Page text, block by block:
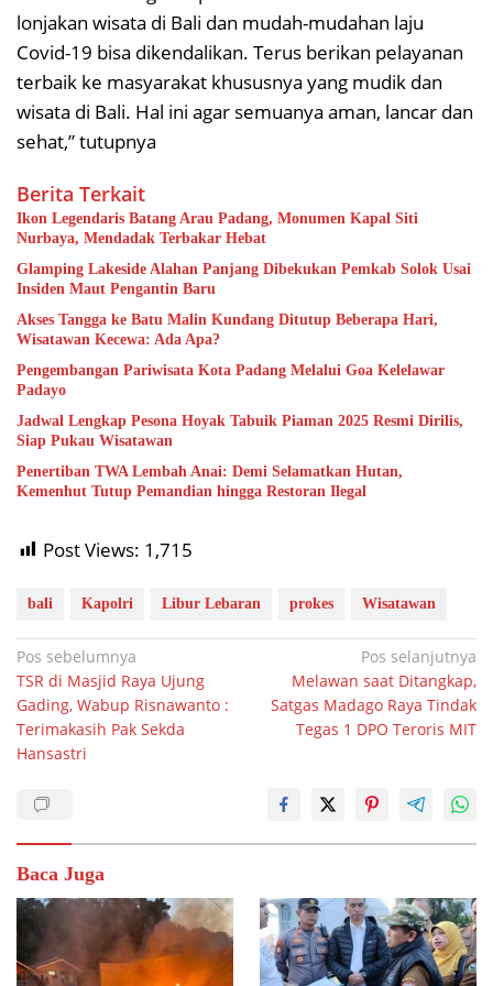
lonjakan wisata di Bali dan mudah-mudahan laju
Covid-19 bisa dikendalikan. Terus berikan pelayanan
terbaik ke masyarakat khususnya yang mudik dan
wisata di Bali. Hal ini agar semuanya aman, lancar dan
sehat,” tutupnya
Berita Terkait
Ikon Legendaris Batang Arau Padang, Monumen Kapal Siti
Nurbaya, Mendadak Terbakar Hebat
Glamping Lakeside Alahan Panjang Dibekukan Pemkab Solok Usai
Insiden Maut Pengantin Baru
Akses Tangga ke Batu Malin Kundang Ditutup Beberapa Hari,
Wisatawan Kecewa: Ada Apa?
Pengembangan Pariwisata Kota Padang Melalui Goa Kelelawar
Padayo
Jadwal Lengkap Pesona Hoyak Tabuik Piaman 2025 Resmi Dirilis,
Siap Pukau Wisatawan
Penertiban TWA Lembah Anai: Demi Selamatkan Hutan,
Kemenhut Tutup Pemandian hingga Restoran Ilegal
Post Views: 1,715
bali Kapolri Libur Lebaran prokes Wisatawan
Navigasi
pos
Pos sebelumnya
TSR di Masjid Raya Ujung
Gading, Wabup Risnawanto :
Terimakasih Pak Sekda
Hansastri
Pos selanjutnya
Melawan saat Ditangkap,
Satgas Madago Raya Tindak
Tegas 1 DPO Teroris MIT
Baca Juga